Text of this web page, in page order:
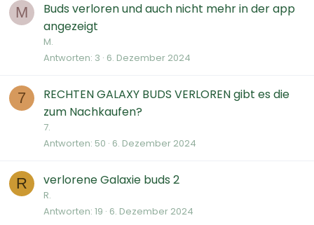
M
Buds verloren und auch nicht mehr in der app
angezeigt
M.
Antworten 3 6. Dezember 2024
7
RECHTEN GALAXY BUDS VERLOREN gibt es die
zum Nachkaufen?
7.
Antworten 50 6. Dezember 2024
R verlorene Galaxie buds 2
R.
Antworten 19 6. Dezember 2024